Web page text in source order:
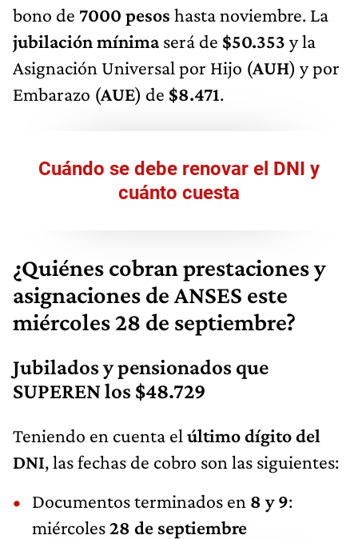
bono de 7000 pesos hasta noviembre. La
jubilación mínimaserá de $50.353 y la
Asignación Universal por Hijo (AUH) y por
Embarazo (AUE) de $8.471.
Cuándo se debe renovar el DNI y
cuánto cuesta
¿Quiénes cobran prestaciones y
asignaciones de ANSES este
miércoles 28 de septiembre?
Jubilados y pensionados que
SUPEREN los $48.729
Teniendo en cuenta el último dígito del
DNI, las fechas de cobro son las siguientes:
Documentos terminados en 8 y 9:
miércoles28 de septiembre